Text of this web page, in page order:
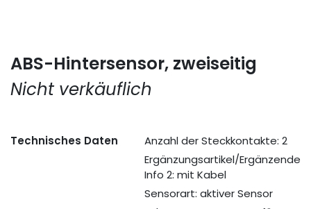
ABS-Hintersensor, zweiseitig
Nicht verkäuflich
Technisches Daten
Anzahl der Steckkontakte: 2
Ergänzungsartikel/Ergänzende
Info 2: mit Kabel
Sensorart: aktiver Sensor